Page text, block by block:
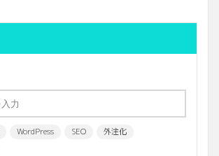
WordPress SEO
外注化